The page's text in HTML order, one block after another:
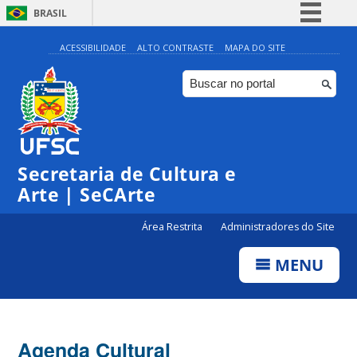
BRASIL
Simplifique!
Comunica BR
Participe
ACESSIBILIDADE ALTO CONTRASTE MAPA DO SITE
Secretaria de Cultura e
Arte | SeCArte
Área Restrita Administradores do Site
MENU
Agenda Cultural